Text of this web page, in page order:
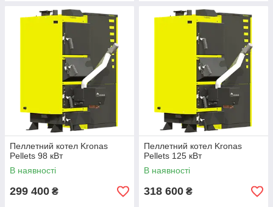
Пеллетний котел Kronas
Pellets 98 кВт
В наявності
299 400 ₴
Пеллетний котел Kronas
Pellets 125 кВт
В наявності
318 600 ₴